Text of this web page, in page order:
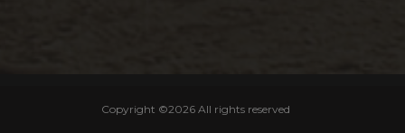
Copyright ©2026 All rights reserved